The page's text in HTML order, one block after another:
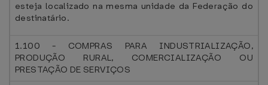
esteja localizado na mesma unidade da Federação do
destinatário.
1.100 - COMPRAS PARA INDUSTRIALIZAÇÃO,
PRODUÇÃO RURAL, COMERCIALIZAÇÃO OU
PRESTAÇÃO DE SERVIÇOS